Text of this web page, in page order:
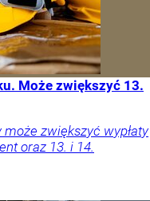
Może zwiększyć 13.
zwiększyć wypłaty
oraz 13. i 14.